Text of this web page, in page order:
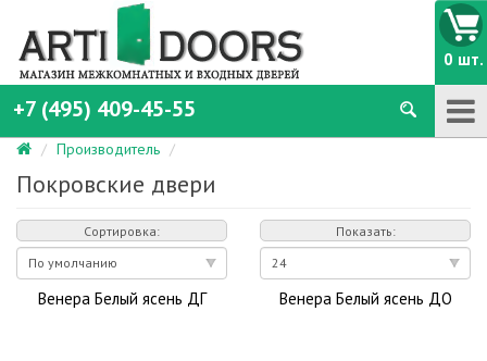
+7 (495) 409-45-55
0 шт.
Производитель
Покровские двери
Сортировка: Показать:
Венера Белый ясень ДГ Венера Белый ясень ДО